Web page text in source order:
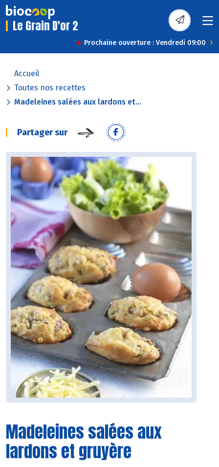
Le Grain D'or 2
Prochaine ouverture : Vendredi 09:00
Accueil
Toutes nos recettes
Madeleines salées aux lardons et...
Partager sur
Madeleines salées aux
lardons et gruyère